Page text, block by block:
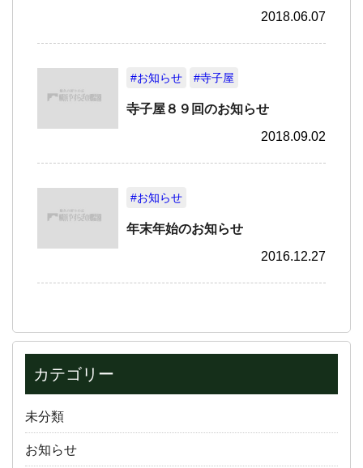
2018.06.07
#お知らせ #寺子屋
寺子屋８９回のお知らせ
2018.09.02
#お知らせ
年末年始のお知らせ
2016.12.27
カテゴリー
未分類
お知らせ